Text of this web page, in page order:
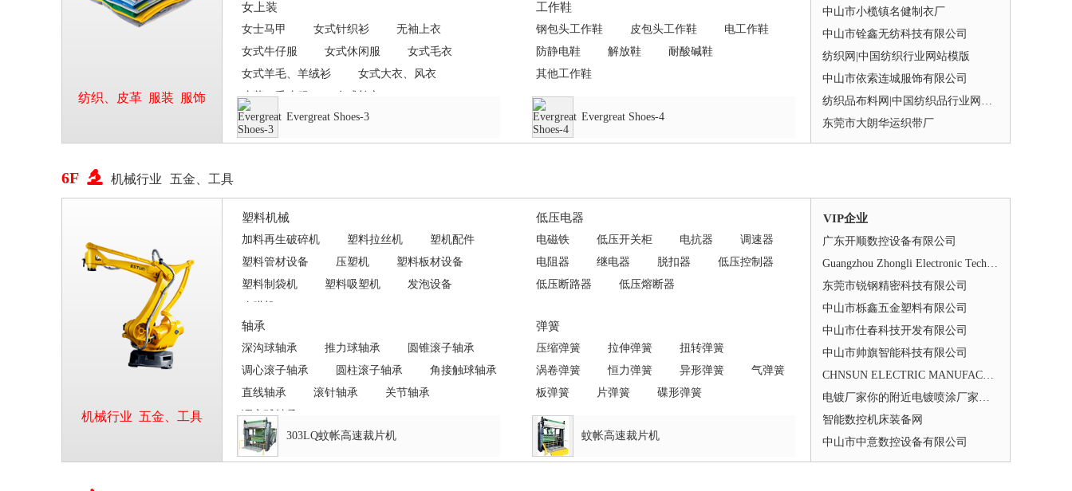
纺织、皮革 服装 服饰
女上装
女士马甲 女式针织衫
无袖上衣
女式牛仔服
女式休闲服
女式毛衣
女式羊毛、羊绒衫
女式大衣、风衣
皮革、毛皮服
工作鞋
钢包头工作鞋 皮包头工作鞋
电工作鞋
防静电鞋
解放鞋
耐酸碱鞋
其他工作鞋
Evergreat Shoes-3 Evergreat Shoes-4
中山市小榄镇名健制衣厂
中山市铨鑫无纺科技有限公司
纺织网|中国纺织行业网站模版
中山市依索连城服饰有限公司
纺织品布料网|中国纺织品行业网站模版
东莞市大朗华运织带厂
6F  机械行业 五金、工具
机械行业 五金、工具
塑料机械
加料再生破碎机 塑料拉丝机
塑机配件
塑料管材设备
压塑机
塑料板材设备
塑料制袋机
塑料吸塑机
发泡设备
低压电器
电磁铁 低压开关柜 电抗器
调速器
电阻器
继电器 脱扣器
低压控制器
低压断路器
低压熔断器
轴承
深沟球轴承 推力球轴承
圆锥滚子轴承
调心滚子轴承
圆柱滚子轴承
角接触球轴承
直线轴承
滚针轴承
关节轴承
调心球轴承
弹簧
压缩弹簧 拉伸弹簧
扭转弹簧
涡卷弹簧
恒力弹簧 异形弹簧
气弹簧
板弹簧
片弹簧 碟形弹簧
303LQ蚊帐高速裁片机 蚊帐高速裁片机
VIP企业
广东开顺数控设备有限公司
Guangzhou Zhongli Electronic Technology Co., Ltd.
东莞市锐钢精密科技有限公司
中山市栎鑫五金塑料有限公司
中山市仕春科技开发有限公司
中山市帅旗智能科技有限公司
CHNSUN ELECTRIC MANUFACTURING CO.,LTD.
电镀厂家你的附近电镀喷涂厂家平台
智能数控机床装备网
中山市中意数控设备有限公司